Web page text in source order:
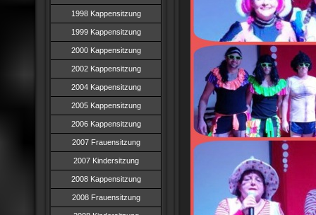
1998 Kappensitzung
1999 Kappensitzung
2000 Kappensitzung
2002 Kappensitzung
2004 Kappensitzung
2005 Kappensitzung
2006 Kappensitzung
2007 Frauensitzung
2007 Kindersitzung
2008 Kappensitzung
2008 Frauensitzung